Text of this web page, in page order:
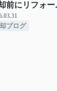
前にリフォ
ブログ